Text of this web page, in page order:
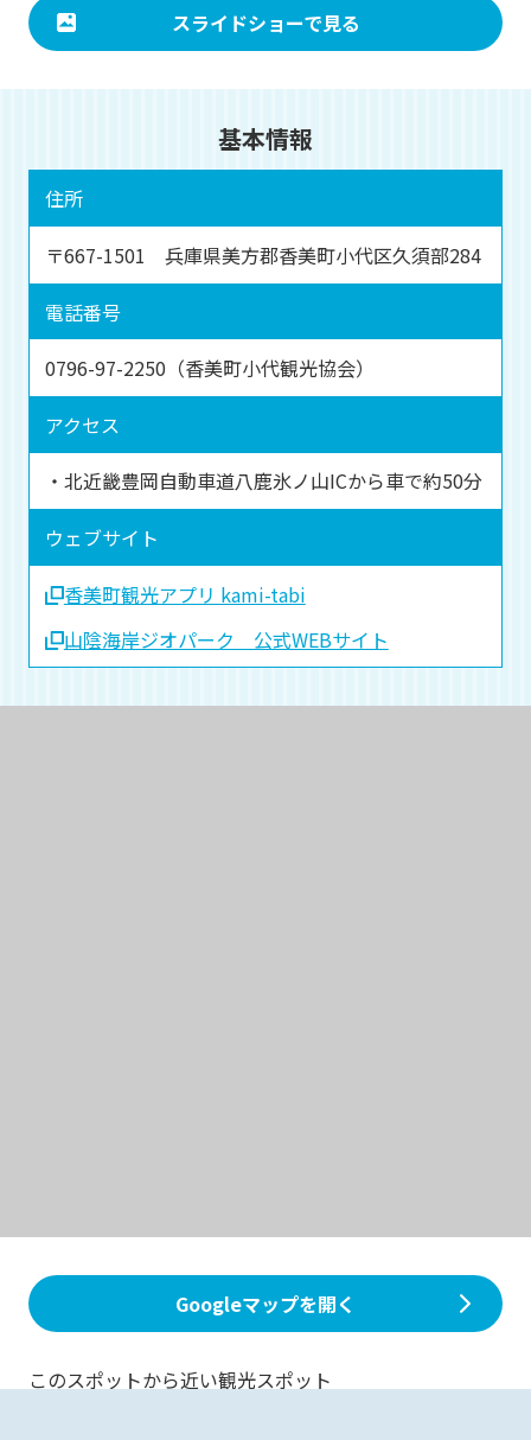
スライドショーで見る
基本情報
住所
〒667-1501 兵庫県美方郡香美町小代区久須部284
電話番号
0796-97-2250（香美町小代観光協会）
アクセス
・北近畿豊岡自動車道八鹿氷ノ山ICから車で約50分
ウェブサイト
香美町観光アプリ kami-tabi
山陰海岸ジオパーク 公式WEBサイト
Googleマップを開く
このスポットから近い観光スポット